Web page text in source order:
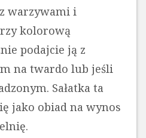
warzywami i
kolorową
podajcie ją z
na twardo lub jeśli
Sałatka ta
jako obiad na wynos